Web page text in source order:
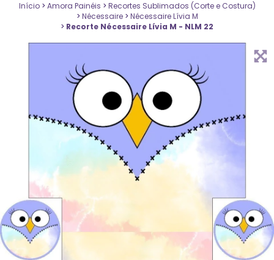
Início > Amora Painéis > Recortes Sublimados (Corte e Costura)
> Nécessaire > Nécessaire Lívia M
> Recorte Nécessaire Lívia M - NLM 22